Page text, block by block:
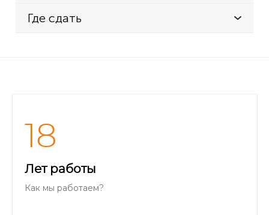
Где сдать
18
Лет работы
Как мы работаем?